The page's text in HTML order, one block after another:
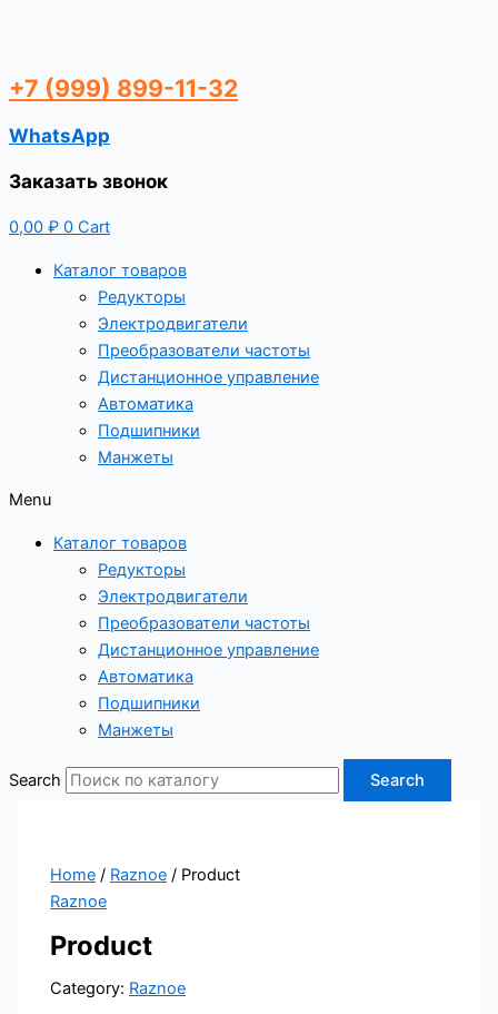
+7 (999) 899-11-32
WhatsApp
Заказать звонок
0,00 ₽ 0 Cart
Каталог товаров
Редукторы
Электродвигатели
Преобразователи частоты
Дистанционное управление
Автоматика
Подшипники
Манжеты
Menu
Каталог товаров
Редукторы
Электродвигатели
Преобразователи частоты
Дистанционное управление
Автоматика
Подшипники
Манжеты
Search Search
Home / Raznoe / Product
Raznoe
Product
Category: Raznoe